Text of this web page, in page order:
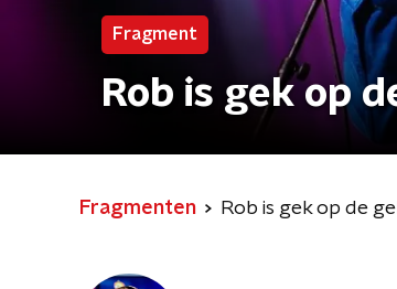
Fragment
Rob is gek op
Fragmenten Rob is gek op de